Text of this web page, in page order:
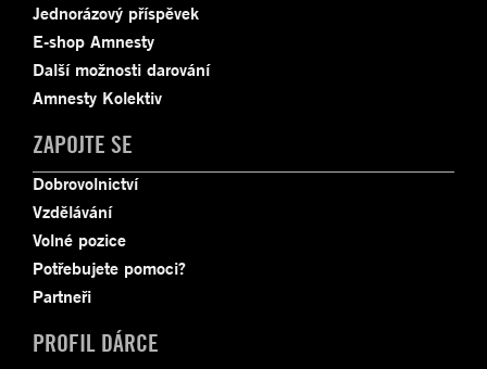
Jednorázový příspěvek
E-shop Amnesty
Další možnosti darování
Amnesty Kolektiv
ZAPOJTE SE
Dobrovolnictví
Vzdělávání
Volné pozice
Potřebujete pomoci?
Partneři
PROFIL DÁRCE